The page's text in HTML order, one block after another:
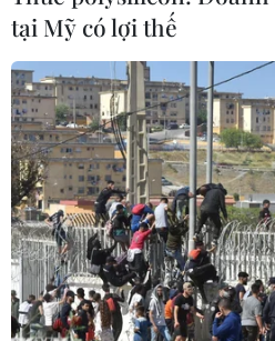
Theo dõi VietnamPlus
TIN LIÊN QUAN
tại Mỹ có lợi thế